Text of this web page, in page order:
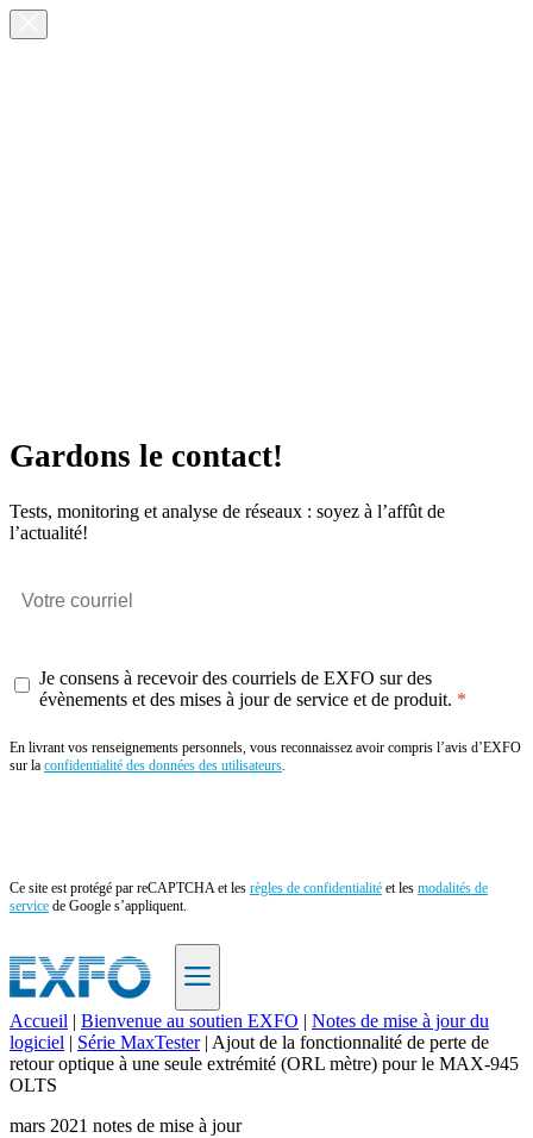
Gardons le contact!
Tests, monitoring et analyse de réseaux : soyez à l’affût de
l’actualité!
Je consens à recevoir des courriels de EXFO sur des
évènements et des mises à jour de service et de produit.
En livrant vos renseignements personnels, vous reconnaissez avoir compris l’avis d’EXFO
sur la confidentialité des données des utilisateurs.
Ce site est protégé par reCAPTCHA et les règles de confidentialité et les modalités de
service de Google s’appliquent.
FR
Produits
Solutions
Accueil | Bienvenue au soutien EXFO | Notes de mise à jour du
logiciel | Série MaxTester | Ajout de la fonctionnalité de perte de
retour optique à une seule extrémité (ORL mètre) pour le MAX-945
OLTS
mars 2021 notes de mise à jour